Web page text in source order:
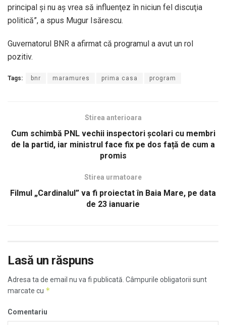
principal şi nu aş vrea să influenţez în niciun fel discuţia
politică”, a spus Mugur Isărescu.
Guvernatorul BNR a afirmat că programul a avut un rol
pozitiv.
Tags: bnr maramures prima casa program
Stirea anterioara
Cum schimbă PNL vechii inspectori școlari cu membri
de la partid, iar ministrul face fix pe dos față de cum a
promis
Stirea urmatoare
Filmul „Cardinalul” va fi proiectat în Baia Mare, pe data
de 23 ianuarie
Lasă un răspuns
Adresa ta de email nu va fi publicată. Câmpurile obligatorii sunt
marcate cu *
Comentariu